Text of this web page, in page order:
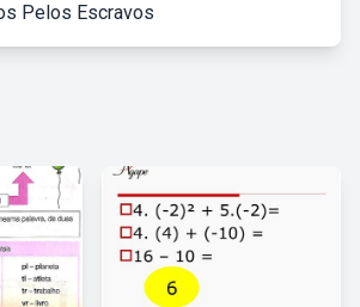
Pelos Escravos